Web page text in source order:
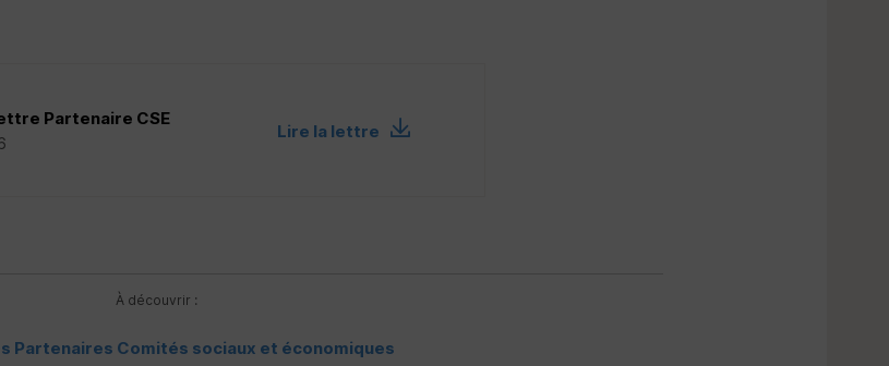
Partenaire CSE
Lire la lettre
À découvrir :
Partenaires Comités sociaux et économiques